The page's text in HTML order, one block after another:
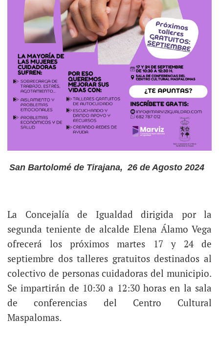
San Bartolomé de Tirajana, 26 de Agosto 2024
La Concejalía de Igualdad dirigida por la
segunda teniente de alcalde Elena Álamo Vega
ofrecerá los próximos martes 17 y 24 de
septiembre dos talleres gratuitos destinados al
colectivo de personas cuidadoras del municipio.
Se impartirán de 10:30 a 12:30 horas en la sala
de conferencias del Centro Cultural
Maspalomas.